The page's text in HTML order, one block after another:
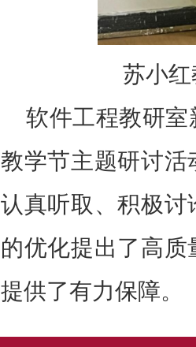
苏小
软件工程教研
教学节主题研讨
认真听取、积极
的优化提出了高
提供了有力保障。